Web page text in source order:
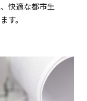
快適な都市生
す。